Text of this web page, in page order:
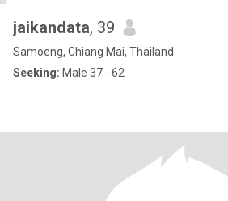
jaikandata, 39
Samoeng, Chiang Mai, Thailand
Seeking: Male 37 - 62